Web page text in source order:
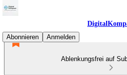
Abonnieren
Anmelden
Ablenkungsfrei auf